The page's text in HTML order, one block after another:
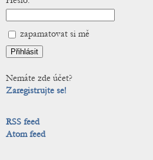
zapamatovat si mě
Nemáte zde účet?
Zaregistrujte se!
RSS feed
Atom feed